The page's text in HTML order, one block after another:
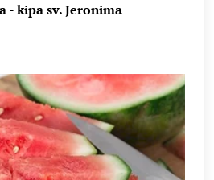
- kipa sv. Jeronima